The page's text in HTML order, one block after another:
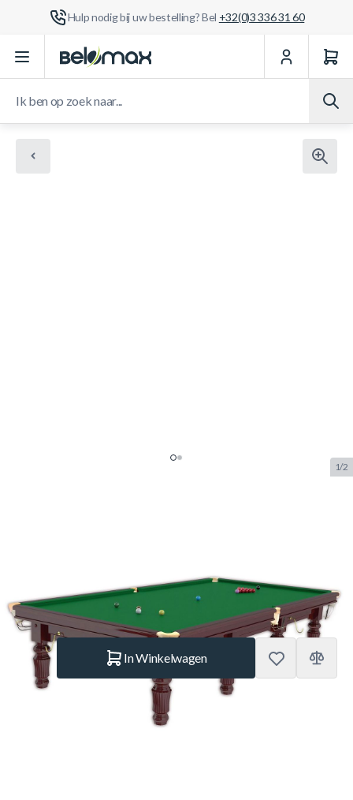
Hulp nodig bij uw bestelling? Bel +32(0)3 336 31 60
Ga naar de inhoud
1/2
Merk:Buffalo
€ 5.499.– Op voorraad
Aantal
In Winkelwagen